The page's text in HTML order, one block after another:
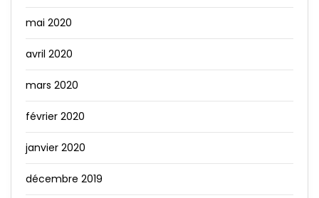
mai 2020
avril 2020
mars 2020
février 2020
janvier 2020
décembre 2019